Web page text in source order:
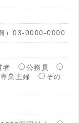
）03-0000-0000
者
公務員
専業主婦
その